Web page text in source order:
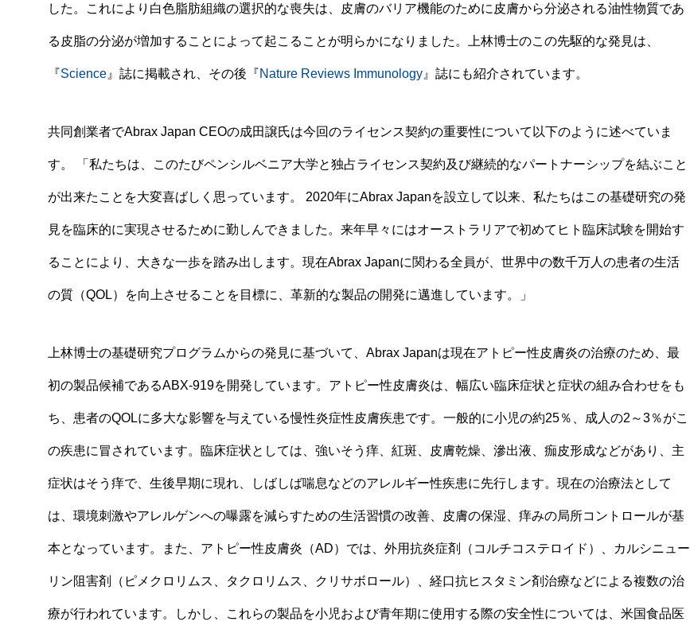
した。これにより白色脂肪組織の選択的な喪失は、皮膚のバリア機能のために皮膚から分泌される油性物質であ
る皮脂の分泌が増加することによって起こることが明らかになりました。上林博士のこの先駆的な発見は、
『Science 』誌に掲載され、その後『Nature Reviews Immunology 』誌にも紹介されています。
共同創業者でAbrax Japan CEOの成田譲氏は今回のライセンス契約の重要性について以下のように述べていま
す。 「私たちは、このたびペンシルベニア大学と独占ライセンス契約及び継続的なパートナーシップを結ぶこと
が出来たことを大変喜ばしく思っています。 2020年にAbrax Japanを設立して以来、私たちはこの基礎研究の発
見を臨床的に実現させるために勤しんできました。来年早々にはオーストラリアで初めてヒト臨床試験を開始す
ることにより、大きな一歩を踏み出します。現在Abrax Japanに関わる全員が、世界中の数千万人の患者の生活
の質（QOL）を向上させることを目標に、革新的な製品の開発に邁進しています。」
上林博士の基礎研究プログラムからの発見に基づいて、Abrax Japanは現在アトピー性皮膚炎の治療のため、最
初の製品候補であるABX-919を開発しています。アトピー性皮膚炎は、幅広い臨床症状と症状の組み合わせをも
ち、患者のQOLに多大な影響を与えている慢性炎症性皮膚疾患です。一般的に小児の約25％、成人の2～3％がこ
の疾患に冒されています。臨床症状としては、強いそう痒、紅斑、皮膚乾燥、滲出液、痂皮形成などがあり、主
症状はそう痒で、生後早期に現れ、しばしば喘息などのアレルギー性疾患に先行します。現在の治療法として
は、環境刺激やアレルゲンへの曝露を減らすための生活習慣の改善、皮膚の保湿、痒みの局所コントロールが基
本となっています。また、アトピー性皮膚炎（AD）では、外用抗炎症剤（コルチコステロイド）、カルシニュー
リン阻害剤（ピメクロリムス、タクロリムス、クリサボロール）、経口抗ヒスタミン剤治療などによる複数の治
療が行われています。しかし、これらの製品を小児および青年期に使用する際の安全性については、米国食品医